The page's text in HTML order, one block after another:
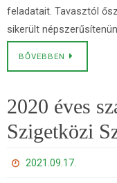
feladatait. Tavasztól
sikerült
BŐVEBBEN
2020 éves
Szigetközi
2021.09.17.